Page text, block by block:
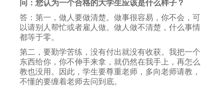
问：您认为一个合格的大学生应该是什么样子？
答：第一，做人要做清楚。做事很容易，你不会，可
以请别人帮忙或者雇人做。做人做不清楚，什么事情
都等于零。
第二，要勤学苦练，没有付出就没有收获。我把一个
东西给你，你不伸手来拿，就仍然在我手上，再怎么
教也没用。因此，学生要尊重老师，多向老师请教，
不懂的要缠着老师去问到底。